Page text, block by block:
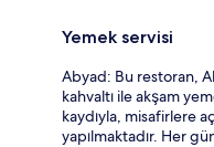
Yemek servisi
Abyad: Bu restoran,
kahvaltı ile akşam
kaydıyla, misafirlere
yapılmaktadır. Her